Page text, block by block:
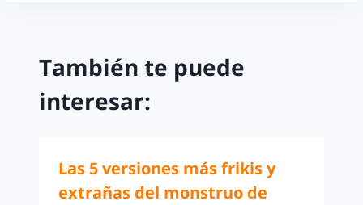
También te puede
interesar:
Las 5 versiones más frikis y
extrañas del monstruo de